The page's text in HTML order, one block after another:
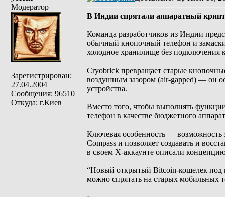
Модератор
Зарегистрирован:
27.04.2004
Сообщения: 96510
Откуда: г.Киев
В Индии спрятали аппаратный
Команда разработчиков из Индии
обычный кнопочный телефон и
холодное хранилище без подключения
Cryobrick превращает старые
воздушным зазором (air-gapped) — он
устройства.
Вместо того, чтобы выполнять
телефон в качестве бюджетного
Ключевая особенность — возможность
Compass и позволяет создавать и
в своем X-аккаунте описали
“Новый открытый Bitcoin-кошелек под
можно спрятать на старых мобильных